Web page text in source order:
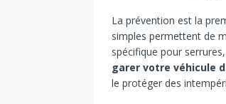
La prévention est la
simples permettent de
spécifique pour
garer votre véhicule
le protéger des